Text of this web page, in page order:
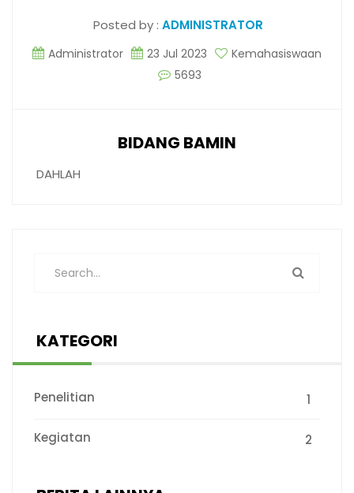
Posted by : ADMINISTRATOR
Administrator 23 Jul 2023
Kemahasiswaan
5693
BIDANG BAMIN
DAHLAH
KATEGORI
Penelitian 1
Kegiatan 2